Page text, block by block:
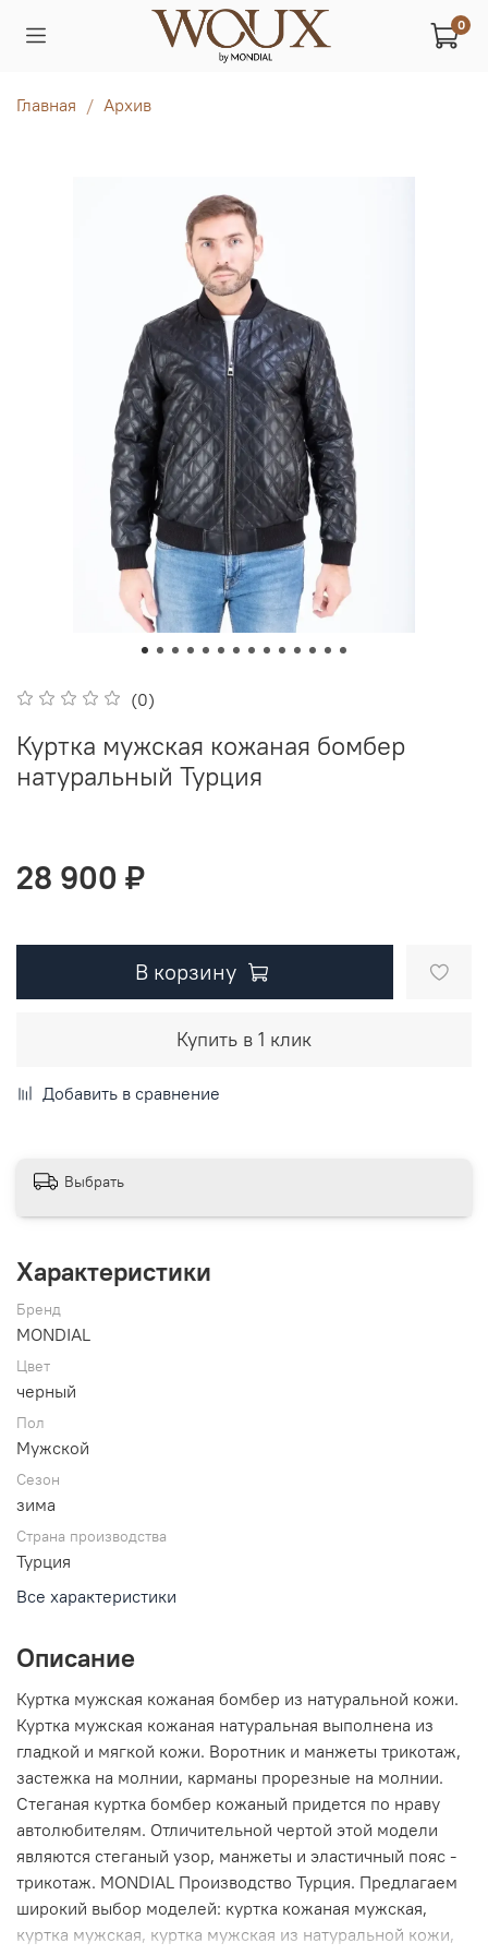
0
Главная Архив
(0)
Куртка мужская кожаная бомбер
натуральный Турция
28 900 ₽
В корзину
Купить в 1 клик
Добавить в сравнение
Выбрать
Характеристики
Бренд
MONDIAL
Цвет
черный
Пол
Мужской
Сезон
зима
Страна производства
Турция
Все характеристики
Описание
Куртка мужская кожаная бомбер из натуральной кожи.
Куртка мужская кожаная натуральная выполнена из
гладкой и мягкой кожи. Воротник и манжеты трикотаж,
застежка на молнии, карманы прорезные на молнии.
Стеганая куртка бомбер кожаный придется по нраву
автолюбителям. Отличительной чертой этой модели
являются стеганый узор, манжеты и эластичный пояс -
трикотаж. MONDIAL Производство Турция. Предлагаем
широкий выбор моделей: куртка кожаная мужская,
куртка мужская, куртка мужская из натуральной кожи,